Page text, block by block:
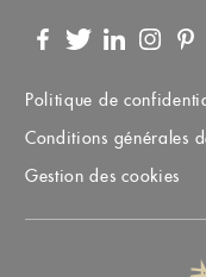
Politique de
Conditions générales
Gestion des cookies